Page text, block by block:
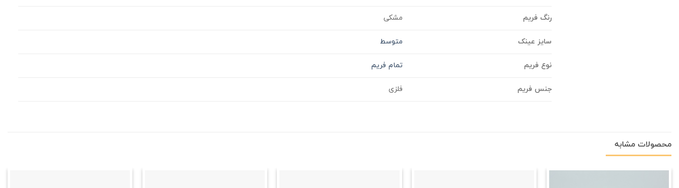
رنگ فریم مشکی
سایز عینک متوسط
نوع فریم تمام فریم
جنس فریم فلزی
محصولات مشابه